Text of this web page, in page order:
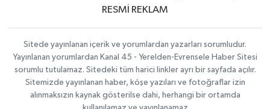
RESMİ REKLAM
Sitede yayınlanan içerik ve yorumlardan yazarları sorumludur.
Yayınlanan yorumlardan Kanal 45 - Yerelden-Evrensele Haber Sitesi
sorumlu tutulamaz. Sitedeki tüm harici linkler ayrı bir sayfada açılır.
Sitemizde yayınlanan haber, köşe yazıları ve fotoğraflar izin
alınmaksızın kaynak gösterilse dahi, herhangi bir ortamda